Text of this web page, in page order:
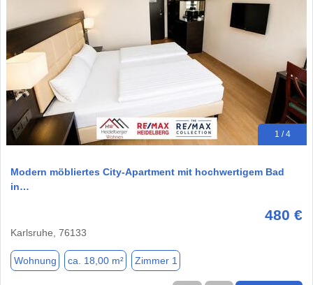
1 / 4
Modern möbliertes City-Apartment mit hochwertigem Bad
in…
480 €
Karlsruhe, 76133
Wohnung ca. 18,00 m² Zimmer 1